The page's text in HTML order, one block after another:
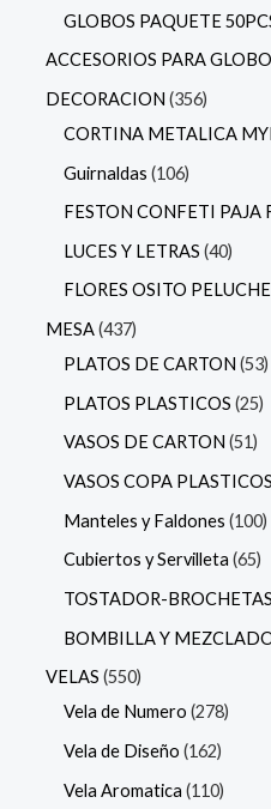
GLOBOS PAQUETE
ACCESORIOS PARA
DECORACION 356
CORTINA METALICA
Guirnaldas 106
FESTON CONFETI PAJA
LUCES Y LETRAS 40
FLORES OSITO PELUCHE
MESA 437
PLATOS DE CARTON 53
PLATOS PLASTICOS 25
VASOS DE CARTON 51
VASOS COPA PLASTICOS
Manteles y Faldones 100
Cubiertos y Servilleta 65
TOSTADOR-
BOMBILLA Y
VELAS 550
Vela de Numero 278
Vela de Diseño 162
Vela Aromatica 110